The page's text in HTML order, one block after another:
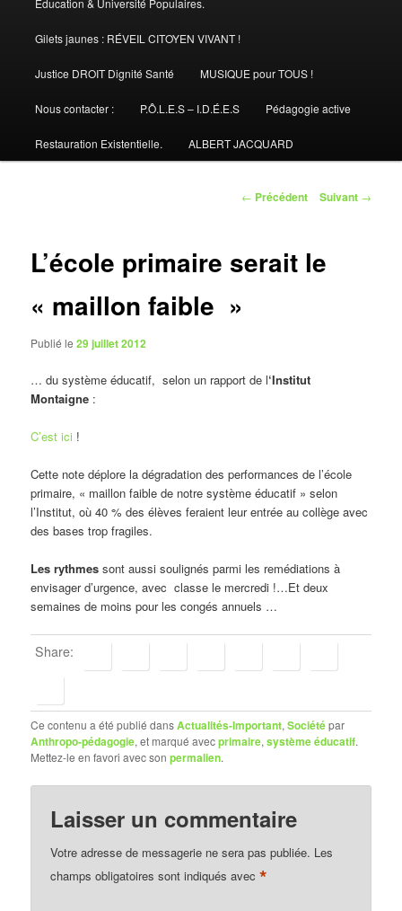
Gilets jaunes : RÉVEIL CITOYEN VIVANT !
Justice DROIT Dignité Santé MUSIQUE pour TOUS !
Nous contacter : P.Ô.L.E.S – I.D.É.E.S Pédagogie active
Restauration Existentielle. ALBERT JACQUARD
Navigation
← Précédent Suivant →
L’école primaire serait le
« maillon faible »
Publié le29 juillet 2012
… du système éducatif, selon un rapport de l‘Institut
Montaigne :
C’est ici !
Cette note déplore la dégradation des performances de l’école
primaire, « maillon faible de notre système éducatif » selon
l’Institut, où 40 % des élèves feraient leur entrée au collège avec
des bases trop fragiles.
Les rythmes sont aussi soulignés parmi les remédiations à
envisager d’urgence, avec classe le mercredi !…Et deux
semaines de moins pour les congés annuels …
Share:
Ce contenu a été publié dansActualités-Important,Sociétépar
Anthropo-pédagogie, et marqué avecprimaire,système éducatif.
Mettez-le en favori avec sonpermalien.
Laisser un commentaire
Votre adresse de messagerie ne sera pas publiée. Les
champs obligatoires sont indiqués avec*